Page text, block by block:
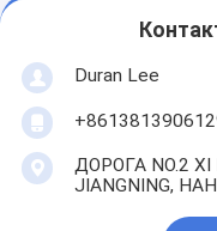
Duran Lee
ДОРОГА NO.2
JIANGNING,